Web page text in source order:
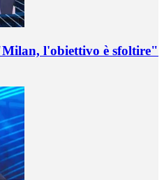
l'obiettivo è sfoltire"